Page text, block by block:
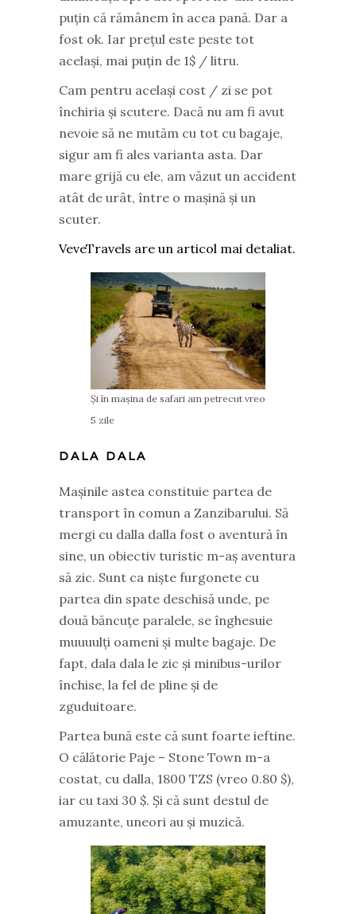
puțin că rămânem în acea pană. Dar a
fost ok. Iar prețul este peste tot
același, mai puțin de 1$ / litru.
Cam pentru același cost / zi se pot
închiria și scutere. Dacă nu am fi avut
nevoie să ne mutăm cu tot cu bagaje,
sigur am fi ales varianta asta. Dar
mare grijă cu ele, am văzut un accident
atât de urât, între o mașină și un
scuter.
VeveTravels are un articol mai detaliat.
Și în mașina de safari am petrecut vreo
5 zile
DALA DALA
Mașinile astea constituie partea de
transport în comun a Zanzibarului. Să
mergi cu dalla dalla fost o aventură în
sine, un obiectiv turistic m-aș aventura
să zic. Sunt ca niște furgonete cu
partea din spate deschisă unde, pe
două băncuțe paralele, se înghesuie
muuuulți oameni și multe bagaje. De
fapt, dala dala le zic și minibus-urilor
închise, la fel de pline și de
zguduitoare.
Partea bună este că sunt foarte ieftine.
O călătorie Paje – Stone Town m-a
costat, cu dalla, 1800 TZS (vreo 0.80 $),
iar cu taxi 30 $. Și că sunt destul de
amuzante, uneori au și muzică.